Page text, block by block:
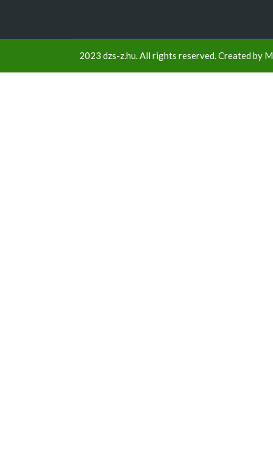
2023 dzs-z.hu. All rights reserved. Created by